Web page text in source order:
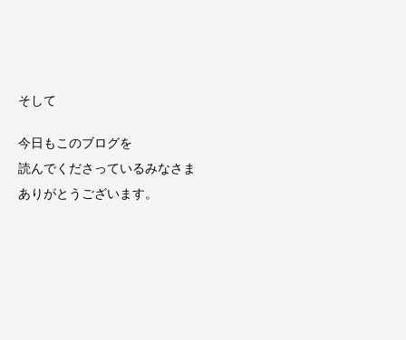
そして
今日もこのブログを
読んでくださっているみなさま
ありがとうございます。